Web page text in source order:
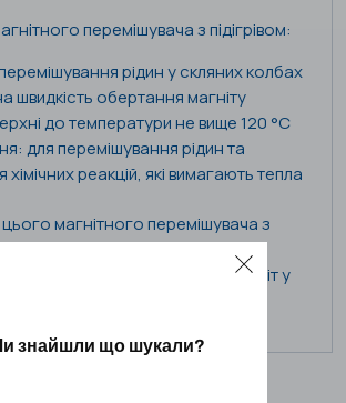
перемішувача з підігрівом:
рідин у скляних колбах
швидкість обертання магніту
до температури не вище 120 °С
для перемішування рідин та
реакцій, які вимагають тепла
магнітного перемішувача з
підвищенню ефективності та
проведення лабораторних робіт у
лабораторії.
знайшли що шукали?